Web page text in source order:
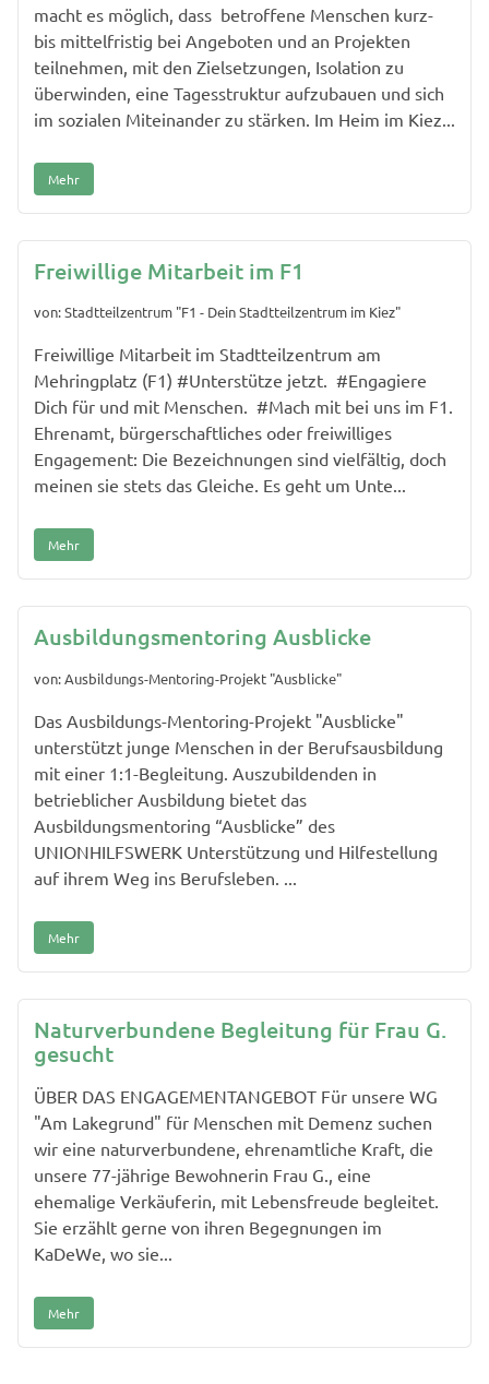
macht es möglich, dass betroffene Menschen kurz-
bis mittelfristig bei Angeboten und an Projekten
teilnehmen, mit den Zielsetzungen, Isolation zu
überwinden, eine Tagesstruktur aufzubauen und sich
im sozialen Miteinander zu stärken. Im Heim im Kiez...
Mehr
Freiwillige Mitarbeit im F1
von: Stadtteilzentrum "F1 - Dein Stadtteilzentrum im Kiez"
Freiwillige Mitarbeit im Stadtteilzentrum am
Mehringplatz (F1) #Unterstütze jetzt. #Engagiere
Dich für und mit Menschen. #Mach mit bei uns im F1.
Ehrenamt, bürgerschaftliches oder freiwilliges
Engagement: Die Bezeichnungen sind vielfältig, doch
meinen sie stets das Gleiche. Es geht um Unte...
Mehr
Ausbildungsmentoring Ausblicke
von: Ausbildungs-Mentoring-Projekt "Ausblicke"
Das Ausbildungs-Mentoring-Projekt "Ausblicke"
unterstützt junge Menschen in der Berufsausbildung
mit einer 1:1-Begleitung. Auszubildenden in
betrieblicher Ausbildung bietet das
Ausbildungsmentoring “Ausblicke” des
UNIONHILFSWERK Unterstützung und Hilfestellung
auf ihrem Weg ins Berufsleben. ...
Mehr
Naturverbundene Begleitung für Frau G.
gesucht
ÜBER DAS ENGAGEMENTANGEBOT Für unsere WG
"Am Lakegrund" für Menschen mit Demenz suchen
wir eine naturverbundene, ehrenamtliche Kraft, die
unsere 77-jährige Bewohnerin Frau G., eine
ehemalige Verkäuferin, mit Lebensfreude begleitet.
Sie erzählt gerne von ihren Begegnungen im
KaDeWe, wo sie...
Mehr